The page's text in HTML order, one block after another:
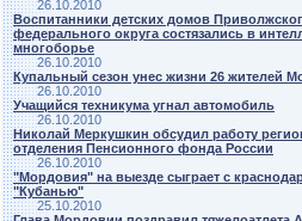
26.10.2010
Воспитанники детских домов
федерального округа состязались в
многоборье
26.10.2010
Купальный сезон унес жизни 26 жителей
26.10.2010
Учащийся техникума угнал автомобиль
26.10.2010
Николай Меркушкин обсудил работу
отделения Пенсионного фонда России
26.10.2010
"Мордовия" на выезде сыграет с
"Кубанью"
25.10.2010